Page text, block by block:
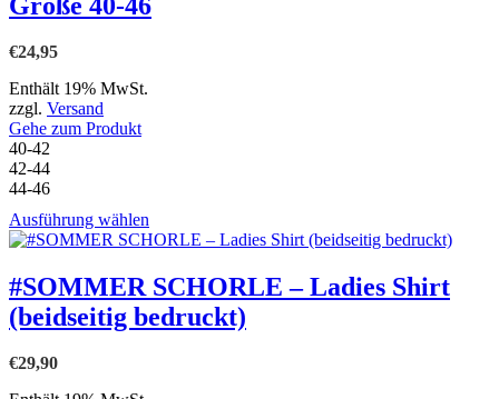
Größe 40-46
€24,95
Enthält 19% MwSt.
zzgl. Versand
Gehe zum Produkt
40-42
42-44
44-46
Ausführung wählen
Produkt
mehrere
Varianten
auf.
#SOMMER SCHORLE – Ladies Shirt
(beidseitig bedruckt)
€29,90